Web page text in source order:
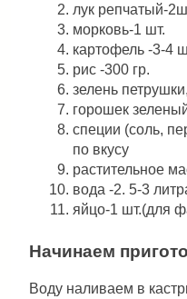
лук репчатый-
морковь-1 шт.
картофель -3-4
рис -300 гр.
зелень
горошек
специи (соль,
по вкусу
растительное
вода -2. 5-3
яйцо-1 шт.(для
Начинаем
Воду наливаем в